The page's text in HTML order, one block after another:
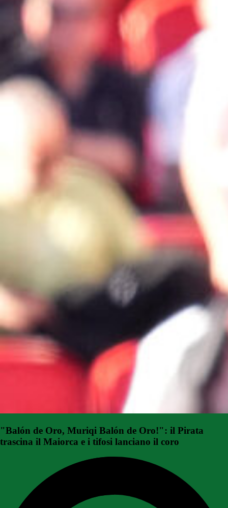
"Balón de Oro, Muriqi Balón de Oro!": il Pirata
trascina il Maiorca e i tifosi lanciano il coro